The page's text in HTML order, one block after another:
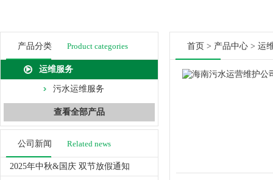
产品分类 Product categories
运维服务
污水运维服务
查看全部产品
公司新闻 Related news
2025年中秋&国庆 双节放假通知
首页 > 产品中心 > 运